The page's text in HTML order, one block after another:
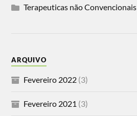
Terapeuticas não Convencionais
ARQUIVO
Fevereiro 2022 (3)
Fevereiro 2021 (3)